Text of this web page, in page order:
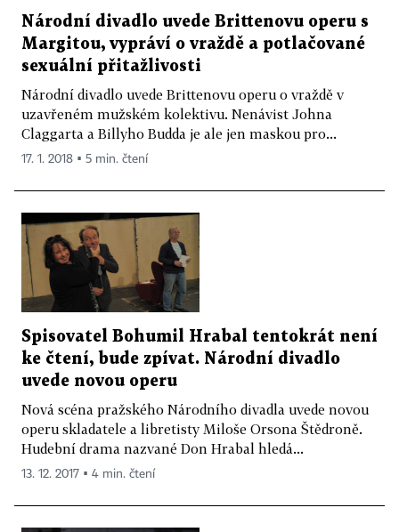
Národní divadlo uvede Brittenovu operu s
Margitou, vypráví o vraždě a potlačované
sexuální přitažlivosti
Národní divadlo uvede Brittenovu operu o vraždě v
uzavřeném mužském kolektivu. Nenávist Johna
Claggarta a Billyho Budda je ale jen maskou pro...
17. 1. 2018 ▪ 5 min. čtení
Spisovatel Bohumil Hrabal tentokrát není
ke čtení, bude zpívat. Národní divadlo
uvede novou operu
Nová scéna pražského Národního divadla uvede novou
operu skladatele a libretisty Miloše Orsona Štědroně.
Hudební drama nazvané Don Hrabal hledá...
13. 12. 2017 ▪ 4 min. čtení